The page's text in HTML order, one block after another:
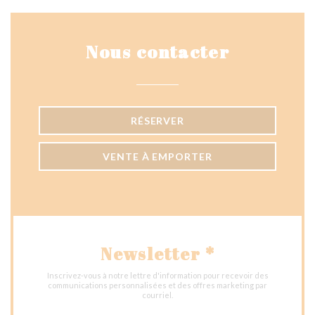
Nous contacter
RÉSERVER
VENTE À EMPORTER
Newsletter *
Inscrivez-vous à notre lettre d'information pour recevoir des
communications personnalisées et des offres marketing par
courriel.